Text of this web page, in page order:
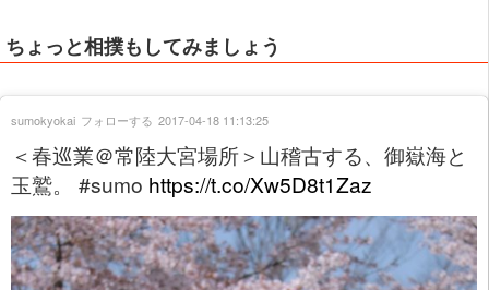
ちょっと相撲もしてみましょう
＜春巡業＠常陸大宮場所＞山稽古する、御嶽海と
玉鷲。 #sumo https://t.co/Xw5D8t1Zaz
sumokyokai フォローする 2017-04-18 11:13:25